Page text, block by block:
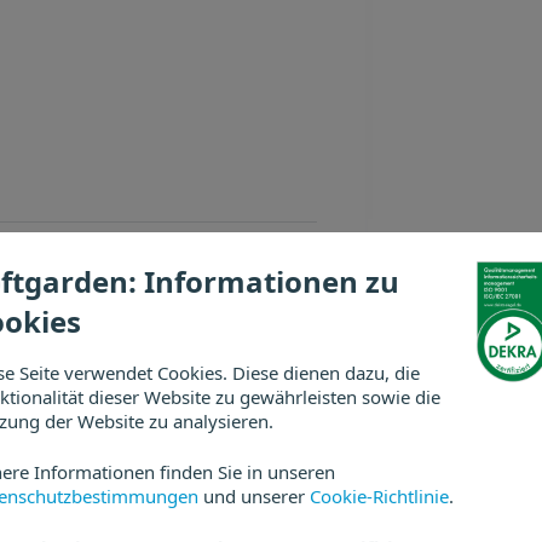
Informationen zu
Seite verwendet Cookies. Diese dienen dazu, die
dieser Website zu gewährleisten sowie die
der Website zu analysieren.
Informationen finden Sie in unseren
und unserer Cookie-Richtlinie.
NÄCHSTERBEITRAG
im Social Media